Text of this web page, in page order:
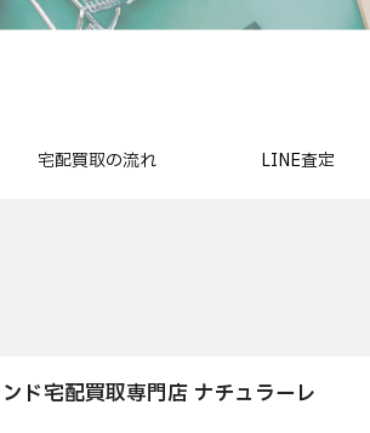
宅配買取の流れ LINE査定
ド宅配買取専門店 ナチュラーレ